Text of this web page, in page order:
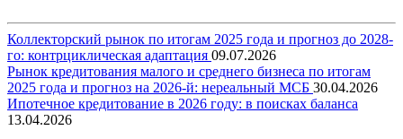
Коллекторский рынок по итогам 2025 года и прогноз до 2028-
го: контрциклическая адаптация 09.07.2026
Рынок кредитования малого и среднего бизнеса по итогам
2025 года и прогноз на 2026-й: нереальный МСБ 30.04.2026
Ипотечное кредитование в 2026 году: в поисках баланса
13.04.2026